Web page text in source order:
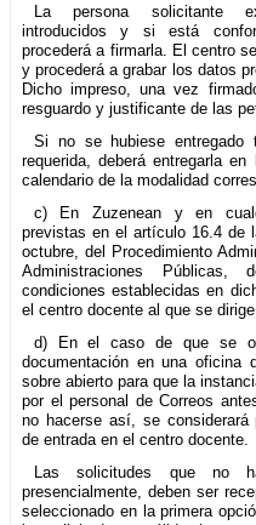
La persona solicitante
introducidos y si está
procederá a firmarla. El centro
y procederá a grabar los datos
Dicho impreso, una vez
resguardo y justificante de las
Si no se hubiese entregado
requerida, deberá entregarla
calendario de la modalidad
c) En Zuzenean y en
previstas en el artículo 16.4 de
octubre, del Procedimiento
Administraciones
condiciones establecidas en
el centro docente al que se dirige.
d) En el caso de que se
documentación en una oficina
sobre abierto para que la
por el personal de Correos
no hacerse así, se considerará
de entrada en el centro docente.
Las solicitudes que no
presencialmente, deben ser
seleccionado en la primera